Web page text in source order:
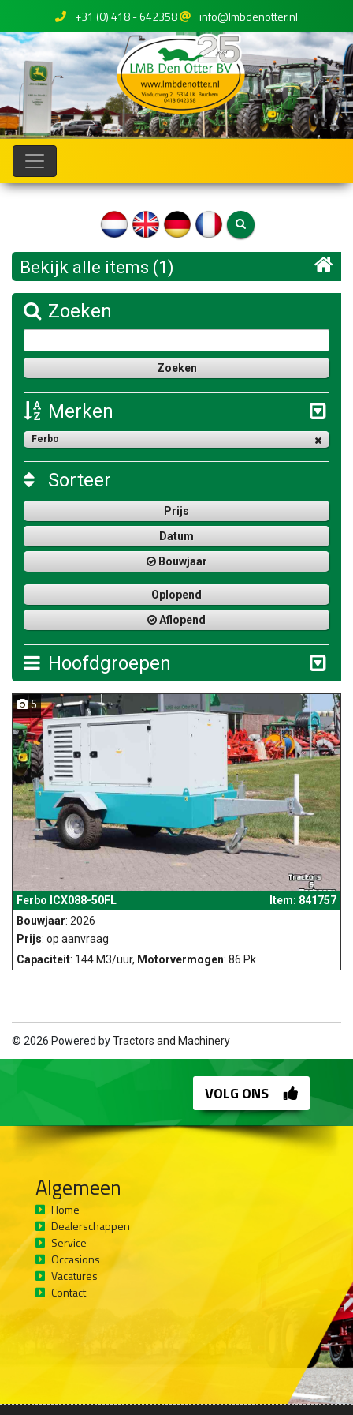
+31 (0) 418 - 642358 info@lmbdenotter.nl
Bekijk alle items (1)
Zoeken
Merken
Ferbo
Sorteer
Prijs
Datum
Bouwjaar
Oplopend
Aflopend
Hoofdgroepen
5
Ferbo ICX088-50FL
Item: 841757
Bouwjaar: 2026
Prijs: op aanvraag
Capaciteit: 144 M3/uur, Motorvermogen: 86 Pk
© 2026 Powered byTractors and Machinery
VOLG ONS
Algemeen
Home
Dealerschappen
Service
Occasions
Vacatures
Contact